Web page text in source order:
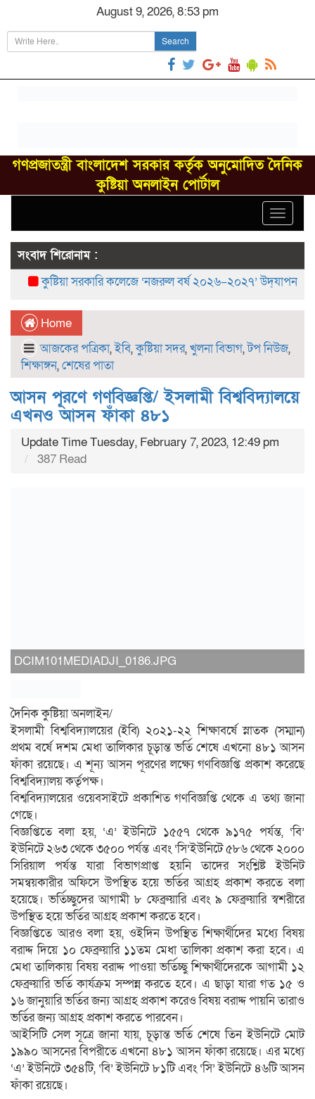
August 9, 2026, 8:53 pm
Search
গণপ্রজাতন্ত্রী বাংলাদেশ সরকার কর্তৃক অনুমোদিত দৈনিক
কুষ্টিয়া অনলাইন পোর্টাল
Toggle
সংবাদ শিরোনাম :
কুষ্টিয়া সরকারি কলেজে ‘নজরুল বর্ষ ২০২৬–২০২৭’ উদ্‌যাপন
Home
আজকের পত্রিকা,ইবি,কুষ্টিয়া সদর,খুলনা বিভাগ,টপ নিউজ,
শিক্ষাঙ্গন,শেষের পাতা
আসন পূরণে গণবিজ্ঞপ্তি/ ইসলামী বিশ্ববিদ্যালয়ে
এখনও আসন ফাঁকা ৪৮১
Update Time Tuesday, February 7, 2023, 12:49 pm
387 Read
DCIM101MEDIADJI_0186.JPG
দৈনিক কুষ্টিয়া অনলাইন/
ইসলামী বিশ্ববিদ্যালয়ের (ইবি) ২০২১-২২ শিক্ষাবর্ষে স্নাতক (সম্মান)
প্রথম বর্ষে দশম মেধা তালিকার চূড়ান্ত ভর্তি শেষে এখনো ৪৮১ আসন
ফাঁকা রয়েছে। এ শূন্য আসন পূরণের লক্ষ্যে গণবিজ্ঞপ্তি প্রকাশ করেছে
বিশ্ববিদ্যালয় কর্তৃপক্ষ।
বিশ্ববিদ্যালয়ের ওয়েবসাইটে প্রকাশিত গণবিজ্ঞপ্তি থেকে এ তথ্য জানা
গেছে।
বিজ্ঞপ্তিতে বলা হয়, ‘এ’ ইউনিটে ১৫৫৭ থেকে ৯১৭৫ পর্যন্ত, ‘বি’
ইউনিটে ২৬৩ থেকে ৩৫০০ পর্যন্ত এবং ‘সি’ইউনিটে ৫৮৬ থেকে ২০০০
সিরিয়াল পর্যন্ত যারা বিভাগপ্রাপ্ত হয়নি তাদের সংশ্লিষ্ট ইউনিট
সমন্বয়কারীর অফিসে উপস্থিত হয়ে ভর্তির আগ্রহ প্রকাশ করতে বলা
হয়েছে। ভর্তিচ্ছুদের আগামী ৮ ফেব্রুয়ারি এবং ৯ ফেব্রুয়ারি স্বশরীরে
উপস্থিত হয়ে ভর্তির আগ্রহ প্রকাশ করতে হবে।
বিজ্ঞপ্তিতে আরও বলা হয়, ওইদিন উপস্থিত শিক্ষার্থীদের মধ্যে বিষয়
বরাদ্দ দিয়ে ১০ ফেব্রুয়ারি ১১তম মেধা তালিকা প্রকাশ করা হবে। এ
মেধা তালিকায় বিষয় বরাদ্দ পাওয়া ভর্তিচ্ছু শিক্ষার্থীদেরকে আগামী ১২
ফেব্রুয়ারি ভর্তি কার্যক্রম সম্পন্ন করতে হবে। এ ছাড়া যারা গত ১৫ ও
১৬ জানুয়ারি ভর্তির জন্য আগ্রহ প্রকাশ করেও বিষয় বরাদ্দ পায়নি তারাও
ভর্তির জন্য আগ্রহ প্রকাশ করতে পারবেন।
আইসিটি সেল সূত্রে জানা যায়, চূড়ান্ত ভর্তি শেষে তিন ইউনিটে মোট
১৯৯০ আসনের বিপরীতে এখনো ৪৮১ আসন ফাঁকা রয়েছে। এর মধ্যে
‘এ’ ইউনিটে ৩৫৪টি, ‘বি’ ইউনিটে ৮১টি এবং ‘সি’ ইউনিটে ৪৬টি আসন
ফাঁকা রয়েছে।